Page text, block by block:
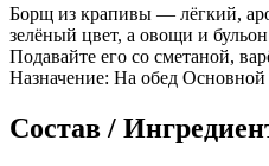
Борщ из крапивы — лёгкий,
зелёный цвет, а овощи и
Подавайте его со сметаной,
Назначение: На обед
Состав /